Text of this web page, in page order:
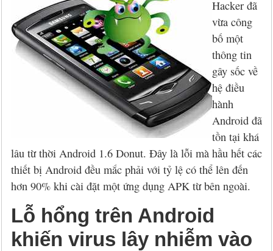
Đặt mua
Liên hệ
Eset NOD32 2027
Panda 2026, 2027
CMC InfoSec
Sucuri Website Scanner
Bkav Heartbleed Scanner
Cứu dữ liệu bị virus mã hóa
Diệt virus mã hóa dữ liệu
Đặt mua Eset
Đặt mua Panda
Đặt mua BullGuard
Đặt mua Malwarebytes
Đặt mua Symantec
Đặt mua Webroot
Chính sách bảo mật
Thông tin về BB.Com.Vn
Hacker đã
vừa công
bố một
thông tin
gây sốc về
hệ điều
hành
Android đã
tồn tại khá
lâu từ thời Android 1.6 Donut. Đây là lỗi mà hầu hết các
thiết bị Android đều mắc phải với tỷ lệ có thể lên đến
hơn 90% khi cài đặt một ứng dụng APK từ bên ngoài.
Lỗ hổng trên Android
khiến virus lây nhiễm vào